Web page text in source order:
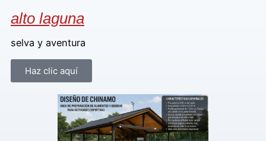
alto laguna
selva y aventura
Haz clic aquí